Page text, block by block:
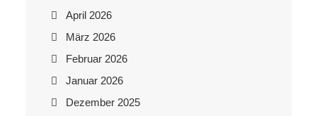
April 2026
März 2026
Februar 2026
Januar 2026
Dezember 2025